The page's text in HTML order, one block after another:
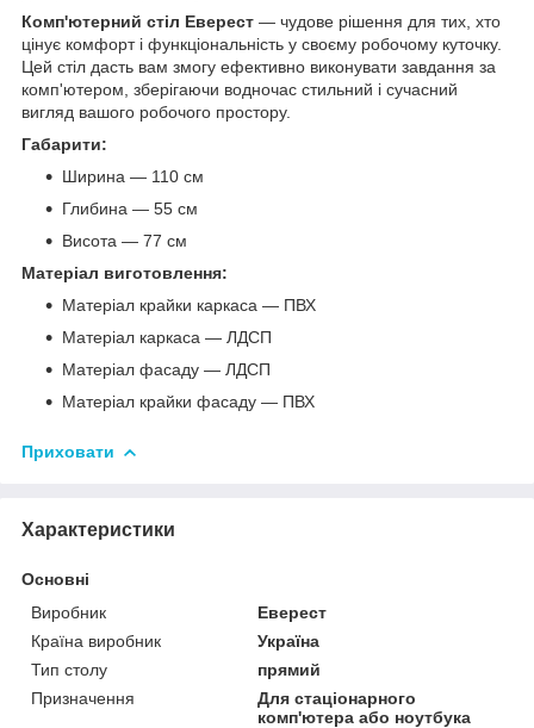
Комп'ютерний стіл Еверест — чудове рішення для тих, хто
цінує комфорт і функціональність у своєму робочому куточку.
Цей стіл дасть вам змогу ефективно виконувати завдання за
комп'ютером, зберігаючи водночас стильний і сучасний
вигляд вашого робочого простору.
Габарити:
Ширина — 110 см
Глибина — 55 см
Висота — 77 см
Матеріал виготовлення:
Матеріал крайки каркаса — ПВХ
Матеріал каркаса — ЛДСП
Матеріал фасаду — ЛДСП
Матеріал крайки фасаду — ПВХ
Приховати
Характеристики
Основні
Виробник
Еверест
Країна виробник
Україна
Тип столу
прямий
Призначення
Для стаціонарного
комп'ютера або ноутбука